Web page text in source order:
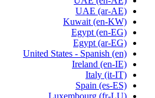
UAE (ar-AE)
Kuwait (en-KW)
Egypt (en-EG)
Egypt (ar-EG)
United States - Spanish (en)
Ireland (en-IE)
Italy (it-IT)
Spain (es-ES)